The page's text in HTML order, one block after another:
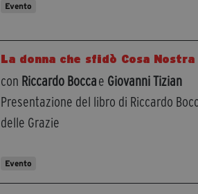
Evento
La donna che sfidò Cosa Nostra
con Riccardo Boccae Giovanni Tizian
Presentazione del libro di Riccardo
delle Grazie
Evento